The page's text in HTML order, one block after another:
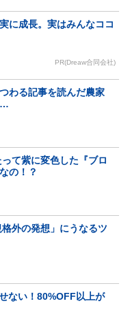
に成長。実はみんなココ
PR(Dreaw合同会社)
わる記事を読んだ農家
…
って紫に変色した『ブロ
の！？
格外の発想」にうなるツ
ない！80%OFF以上が